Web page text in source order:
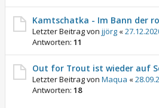
Kamtschatka - Im Bann der
Letzter Beitrag von jjörg «
Antworten: 11
Out for Trout ist wieder auf
Letzter Beitrag von Maqua «
Antworten: 18